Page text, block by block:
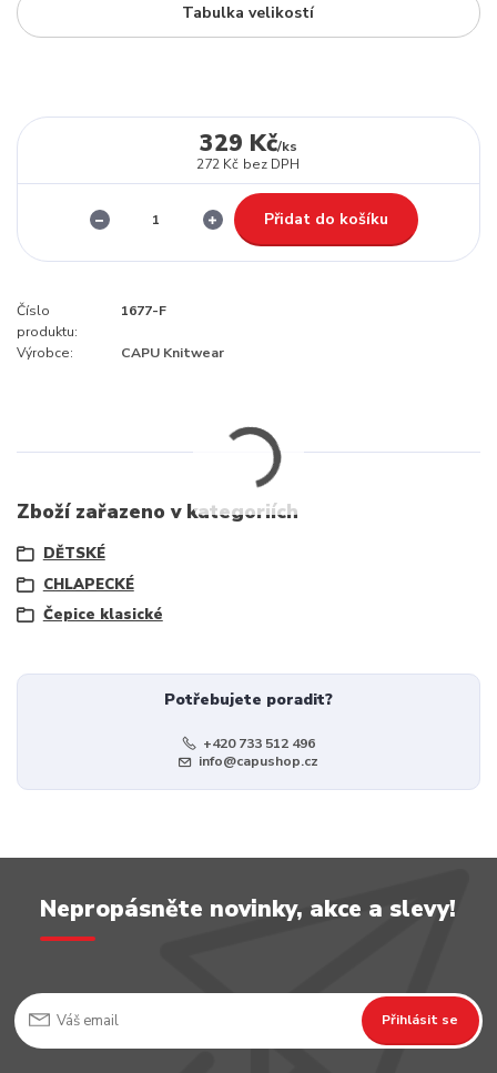
Tabulka velikostí
329 Kč/ks
272 Kč bez DPH
Přidat do košíku
Číslo
produktu:
1677-F
Výrobce: CAPU Knitwear
Zboží zařazeno v kategoriích
DĚTSKÉ
CHLAPECKÉ
Čepice klasické
Potřebujete poradit?
+420 733 512 496
info@capushop.cz
Nepropásněte novinky, akce a slevy!
Přihlásit se